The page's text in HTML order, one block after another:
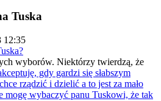
Tuska
12:35
wyborów. Niektórzy twierdzą, że
gdy gardzi się słabszym
rządzić i dzielić a to jest za mało
mogę wybaczyć panu Tuskowi, że tak